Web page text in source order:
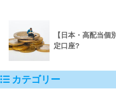
【日本・高配当
定口座?
カテゴリー